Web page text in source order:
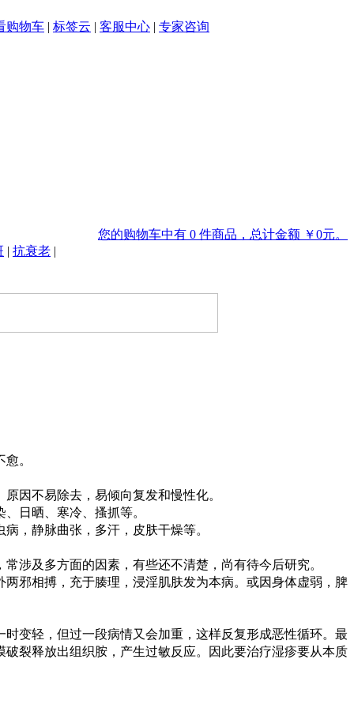
购物车 | 标签云 | 客服中心 | 专家咨询
您的购物车中有 0 件商品，总计金额 ￥0元。
| 抗衰老 |
。
因不易除去，易倾向复发和慢性化。
日晒、寒冷、搔抓等。
，静脉曲张，多汗，皮肤干燥等。
及多方面的因素，有些还不清楚，尚有待今后研究。
邪相搏，充于腠理，浸淫肌肤发为本病。或因身体虚弱，脾
变轻，但过一段病情又会加重，这样反复形成恶性循环。最
裂释放出组织胺，产生过敏反应。因此要治疗湿疹要从本质